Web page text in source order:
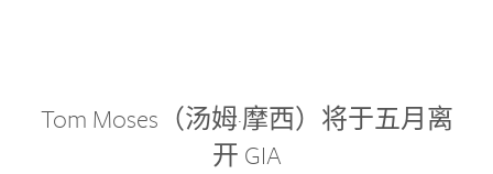
Tom Moses（汤姆·摩西）将于五月离
开 GIA